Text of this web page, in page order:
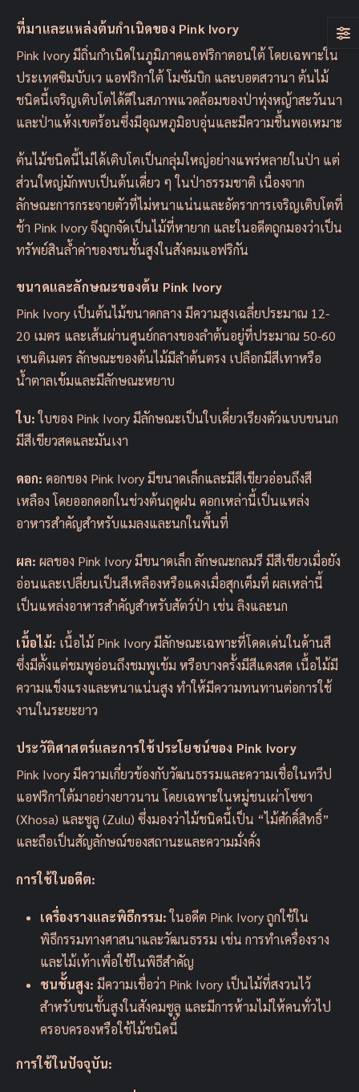
ที่มาและแหล่งต้นกำเนิดของ Pink Ivory
Pink Ivory มีถิ่นกำเนิดในภูมิภาคแอฟริกาตอนใต้ โดยเฉพาะใน
ประเทศซิมบับเว แอฟริกาใต้ โมซัมบิก และบอตสวานา ต้นไม้
ชนิดนี้เจริญเติบโตได้ดีในสภาพแวดล้อมของป่าทุ่งหญ้าสะวันนา
และป่าแห้งเขตร้อนซึ่งมีอุณหภูมิอบอุ่นและมีความชื้นพอเหมาะ
ต้นไม้ชนิดนี้ไม่ได้เติบโตเป็นกลุ่มใหญ่อย่างแพร่หลายในป่า แต่
ส่วนใหญ่มักพบเป็นต้นเดี่ยว ๆ ในป่าธรรมชาติ เนื่องจาก
ลักษณะการกระจายตัวที่ไม่หนาแน่นและอัตราการเจริญเติบโตที่
ช้า Pink Ivory จึงถูกจัดเป็นไม้ที่หายาก และในอดีตถูกมองว่าเป็น
ทรัพย์สินล้ำค่าของชนชั้นสูงในสังคมแอฟริกัน
ขนาดและลักษณะของต้น Pink Ivory
Pink Ivory เป็นต้นไม้ขนาดกลาง มีความสูงเฉลี่ยประมาณ 12-
20 เมตร และเส้นผ่านศูนย์กลางของลำต้นอยู่ที่ประมาณ 50-60
เซนติเมตร ลักษณะของต้นไม้มีลำต้นตรง เปลือกมีสีเทาหรือ
น้ำตาลเข้มและมีลักษณะหยาบ
ใบ:ใบของ Pink Ivory มีลักษณะเป็นใบเดี่ยวเรียงตัวแบบขนนก
มีสีเขียวสดและมันเงา
ดอก: ดอกของ Pink Ivory มีขนาดเล็กและมีสีเขียวอ่อนถึงสี
เหลือง โดยออกดอกในช่วงต้นฤดูฝน ดอกเหล่านี้เป็นแหล่ง
อาหารสำคัญสำหรับแมลงและนกในพื้นที่
ผล: ผลของ Pink Ivory มีขนาดเล็ก ลักษณะกลมรี มีสีเขียวเมื่อยัง
อ่อนและเปลี่ยนเป็นสีเหลืองหรือแดงเมื่อสุกเต็มที่ ผลเหล่านี้
เป็นแหล่งอาหารสำคัญสำหรับสัตว์ป่า เช่น ลิงและนก
เนื้อไม้: เนื้อไม้ Pink Ivory มีลักษณะเฉพาะที่โดดเด่นในด้านสี
ซึ่งมีตั้งแต่ชมพูอ่อนถึงชมพูเข้ม หรือบางครั้งมีสีแดงสด เนื้อไม้มี
ความแข็งแรงและหนาแน่นสูง ทำให้มีความทนทานต่อการใช้
งานในระยะยาว
ประวัติศาสตร์และการใช้ประโยชน์ของ Pink Ivory
Pink Ivory มีความเกี่ยวข้องกับวัฒนธรรมและความเชื่อในทวีป
แอฟริกาใต้มาอย่างยาวนาน โดยเฉพาะในหมู่ชนเผ่าโซซา
(Xhosa) และซูลู (Zulu) ซึ่งมองว่าไม้ชนิดนี้เป็น “ไม้ศักดิ์สิทธิ์”
และถือเป็นสัญลักษณ์ของสถานะและความมั่งคั่ง
การใช้ในอดีต:
เครื่องรางและพิธีกรรม:ในอดีต Pink Ivory ถูกใช้ใน
พิธีกรรมทางศาสนาและวัฒนธรรม เช่น การทำเครื่องราง
และไม้เท้าเพื่อใช้ในพิธีสำคัญ
ชนชั้นสูง: มีความเชื่อว่า Pink Ivory เป็นไม้ที่สงวนไว้
สำหรับชนชั้นสูงในสังคมซูลู และมีการห้ามไม่ให้คนทั่วไป
ครอบครองหรือใช้ไม้ชนิดนี้
การใช้ในปัจจุบัน: